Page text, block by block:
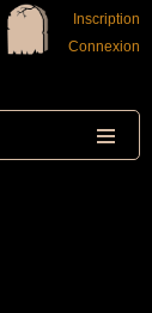
Inscription
Connexion